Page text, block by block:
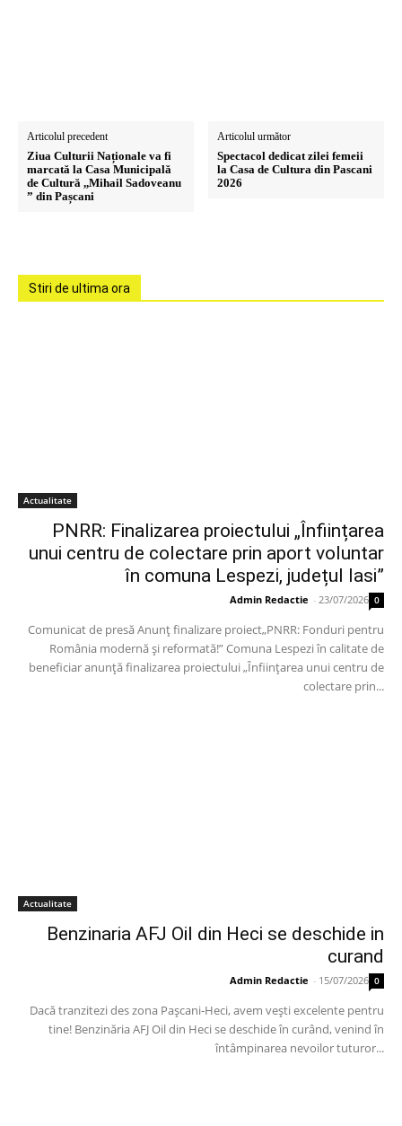
Articolul precedent
Ziua Culturii Naționale va fi
marcată la Casa Municipală
de Cultură ,,Mihail Sadoveanu
” din Pașcani
Articolul următor
Spectacol dedicat zilei femeii
la Casa de Cultura din Pascani
2026
Stiri de ultima ora
Actualitate
PNRR: Finalizarea proiectului „Înființarea
unui centru de colectare prin aport voluntar
în comuna Lespezi, județul Iasi”
Admin Redactie - 23/07/2026 0
Comunicat de presă Anunț finalizare proiect„PNRR: Fonduri pentru
România modernă și reformată!” Comuna Lespezi în calitate de
beneficiar anunță finalizarea proiectului „Înființarea unui centru de
colectare prin...
Actualitate
Benzinaria AFJ Oil din Heci se deschide in
curand
Admin Redactie - 15/07/2026 0
Dacă tranzitezi des zona Pașcani-Heci, avem vești excelente pentru
tine! Benzinăria AFJ Oil din Heci se deschide în curând, venind în
întâmpinarea nevoilor tuturor...